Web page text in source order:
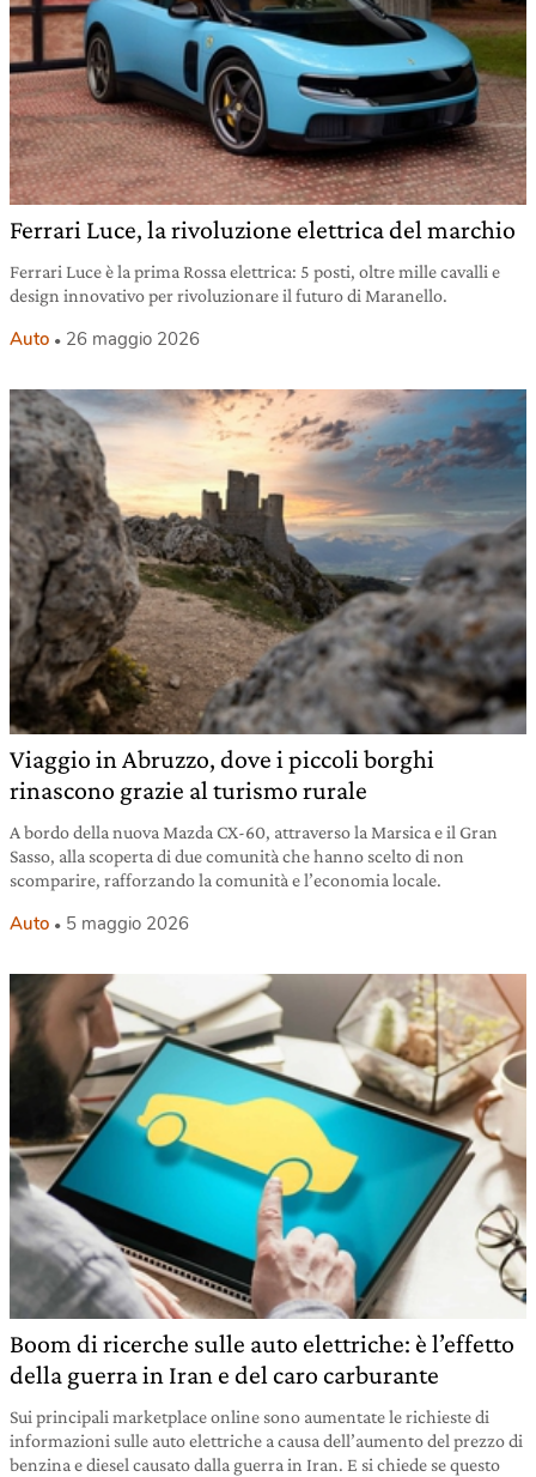
Ferrari Luce, la rivoluzione elettrica del marchio
Ferrari Luce è la prima Rossa elettrica: 5 posti, oltre mille cavalli e
design innovativo per rivoluzionare il futuro di Maranello.
Auto 26 maggio 2026
Viaggio in Abruzzo, dove i piccoli borghi
rinascono grazie al turismo rurale
A bordo della nuova Mazda CX-60, attraverso la Marsica e il Gran
Sasso, alla scoperta di due comunità che hanno scelto di non
scomparire, rafforzando la comunità e l’economia locale.
Auto 5 maggio 2026
Boom di ricerche sulle auto elettriche: è l’effetto
della guerra in Iran e del caro carburante
Sui principali marketplace online sono aumentate le richieste di
informazioni sulle auto elettriche a causa dell’aumento del prezzo di
benzina e diesel causato dalla guerra in Iran. E si chiede se questo